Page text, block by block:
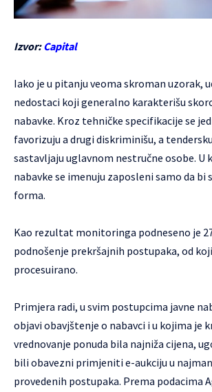
Izvor:Capital
Iako je u pitanju veoma skroman uzorak,
nedostaci koji generalno karakterišu
nabavke. Kroz tehničke specifikacije se
favorizuju a drugi diskriminišu, a
sastavljaju uglavnom nestručne osobe. U
nabavke se imenuju zaposleni samo da bi
forma.
Kao rezultat monitoringa podneseno je
podnošenje prekršajnih postupaka, od
procesuirano.
Primjera radi, u svim postupcima javne
objavi obavjštenje o nabavci i u kojima je
vrednovanje ponuda bila najniža cijena,
bili obavezni primjeniti e-aukciju u
provedenih postupaka. Prema podacima